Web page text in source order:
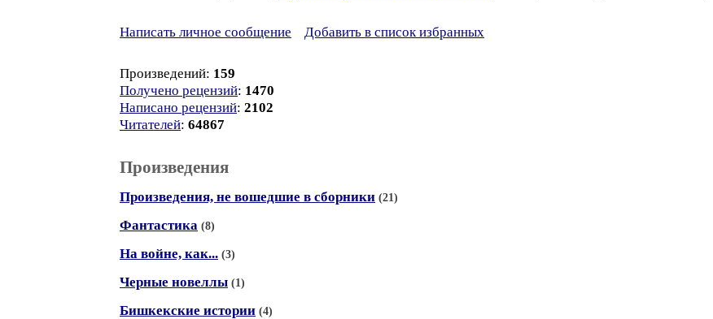
Написать личное сообщение Добавить в список избранных
Произведений: 159
Получено рецензий: 1470
Написано рецензий: 2102
Читателей: 64867
Произведения
Произведения, не вошедшие в сборники (21)
Фантастика (8)
На войне, как... (3)
Черные новеллы (1)
Бишкекские истории (4)